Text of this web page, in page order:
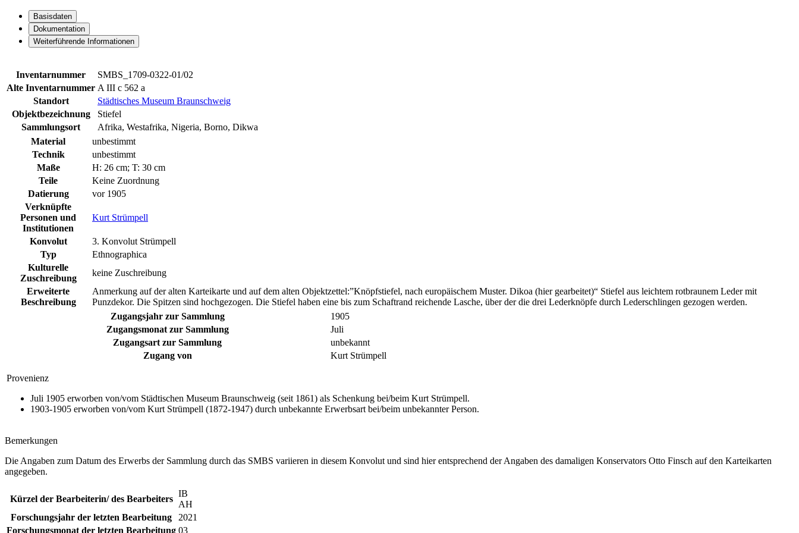
Basisdaten
Dokumentation
Weiterführende Informationen
Inventarnummer
SMBS_1709-0322-01/02
Alte Inventarnummer A III c 562 a
Standort
Städtisches Museum Braunschweig
Objektbezeichnung
Stiefel
Sammlungsort
Afrika, Westafrika, Nigeria, Borno, Dikwa
Material
unbestimmt
Technik
unbestimmt
Maße
H: 26 cm; T: 30 cm
Teile
Keine Zuordnung
Datierung
vor 1905
Verknüpfte
Personen und
Institutionen
Kurt Strümpell
Konvolut
3. Konvolut Strümpell
Typ
Ethnographica
Kulturelle
Zuschreibung
keine Zuschreibung
Erweiterte
Beschreibung
Anmerkung auf der alten Karteikarte und auf dem alten Objektzettel:”Knöpfstiefel, nach europäischem Muster. Dikoa (hier gearbeitet)“ Stiefel aus leichtem rotbraunem Leder mit
Punzdekor. Die Spitzen sind hochgezogen. Die Stiefel haben eine bis zum Schaftrand reichende Lasche, über der die drei Lederknöpfe durch Lederschlingen gezogen werden.
Zugangsjahr zur Sammlung
1905
Zugangsmonat zur Sammlung
Juli
Zugangsart zur Sammlung
unbekannt
Zugang von
Kurt Strümpell
Provenienz
Juli 1905 erworben von/vom Städtischen Museum Braunschweig (seit 1861) als Schenkung bei/beim Kurt Strümpell.
1903-1905 erworben von/vom Kurt Strümpell (1872-1947) durch unbekannte Erwerbsart bei/beim unbekannter Person.
Bemerkungen
Die Angaben zum Datum des Erwerbs der Sammlung durch das SMBS variieren in diesem Konvolut und sind hier entsprechend der Angaben des damaligen Konservators Otto Finsch auf den Karteikarten
angegeben.
Kürzel der Bearbeiterin/ des Bearbeiters
IB
AH
Forschungsjahr der letzten Bearbeitung
2021
Forschungsmonat der letzten Bearbeitung 03